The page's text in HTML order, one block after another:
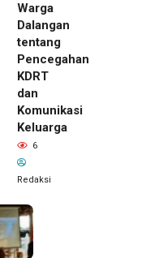
Warga
Dalangan
tentang
Pencegahan
KDRT
dan
Komunikasi
Keluarga
6
Redaksi